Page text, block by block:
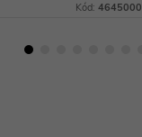
Kód: 4645000